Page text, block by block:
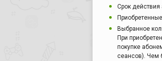
Срок действия
Выбранное
При
покупке
сеансов). Чем